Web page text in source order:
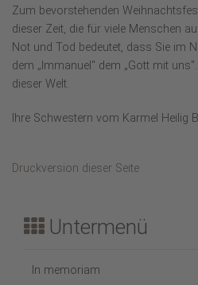
Zum bevorstehenden
dieser Zeit, die für viele Menschen
Not und Tod bedeutet, dass Sie im
dem „Immanuel" dem „Gott mit
dieser Welt.
Ihre Schwestern vom Karmel Heilig
Druckversion dieser Seite
Untermenü
In memoriam